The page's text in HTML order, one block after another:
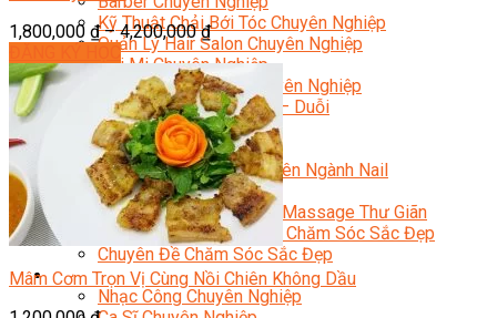
Kỹ Thuật Chải Bới Tóc Chuyên Nghiệp
Quản Lý Hair Salon Chuyên Nghiệp
Nối Mi Chuyên Nghiệp
Quản Lý Nail Salon Chuyên Nghiệp
Kỹ Thuật Nhuộm – Uốn – Duỗi
Nail Salon Định Cư
Kinh Doanh Nail Box
Train The Trainer – Chuyên Ngành Nail
Chăm Sóc Mẹ Và Bé
Gội Đầu Dưỡng Sinh Và Massage Thư Giãn
Marketing Online Ngành Chăm Sóc Sắc Đẹp
Chuyên Đề Chăm Sóc Sắc Đẹp
Âm Nhạc
Nhạc Công Chuyên Nghiệp
1,800,000 ₫–4,200,000₫
Mâm Cơm Trọn Vị Cùng Nồi Chiên Không Dầu